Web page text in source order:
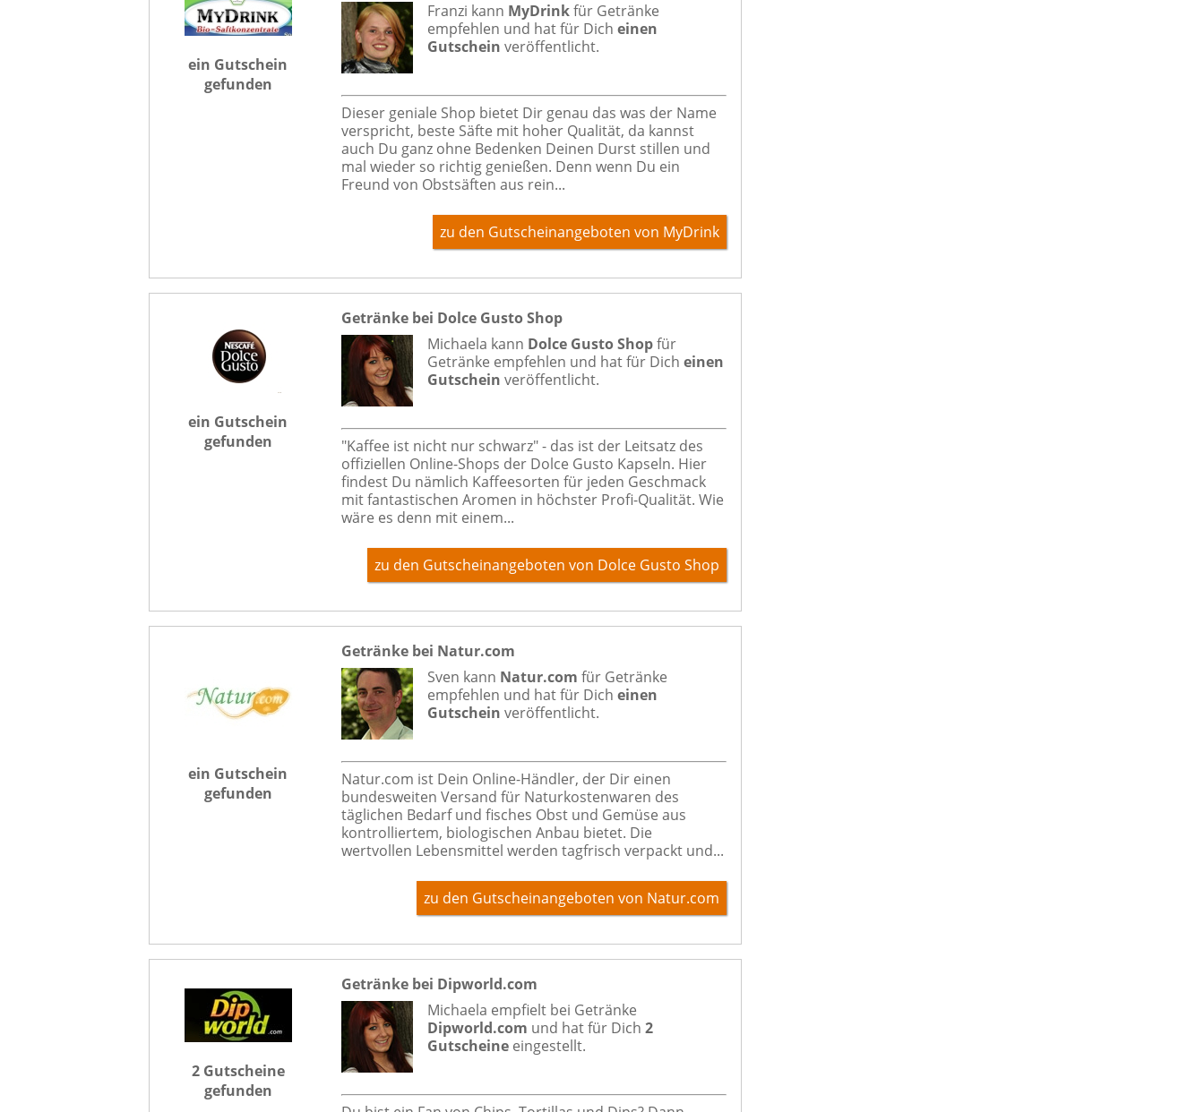
ein Gutschein
gefunden
Franzi kann MyDrinkfür Getränke
empfehlen und hat für Dich einen
Gutschein veröffentlicht.
Dieser geniale Shop bietet Dir genau das was der Name
verspricht, beste Säfte mit hoher Qualität, da kannst
auch Du ganz ohne Bedenken Deinen Durst stillen und
mal wieder so richtig genießen. Denn wenn Du ein
Freund von Obstsäften aus rein...
zu den Gutscheinangeboten von MyDrink
ein Gutschein
gefunden
Getränke bei Dolce Gusto Shop
Michaela kann Dolce Gusto Shopfür
Getränke empfehlen und hat für Dich einen
Gutschein veröffentlicht.
"Kaffee ist nicht nur schwarz" - das ist der Leitsatz des
offiziellen Online-Shops der Dolce Gusto Kapseln. Hier
findest Du nämlich Kaffeesorten für jeden Geschmack
mit fantastischen Aromen in höchster Profi-Qualität. Wie
wäre es denn mit einem...
zu den Gutscheinangeboten von Dolce Gusto Shop
ein Gutschein
gefunden
Getränke bei Natur.com
Sven kann Natur.com für Getränke
empfehlen und hat für Dich einen
Gutschein veröffentlicht.
Natur.com ist Dein Online-Händler, der Dir einen
bundesweiten Versand für Naturkostenwaren des
täglichen Bedarf und fisches Obst und Gemüse aus
kontrolliertem, biologischen Anbau bietet. Die
wertvollen Lebensmittel werden tagfrisch verpackt und...
zu den Gutscheinangeboten von Natur.com
2 Gutscheine
gefunden
Getränke bei Dipworld.com
Michaela empfielt bei Getränke
Dipworld.com und hat für Dich 2
Gutscheineeingestellt.